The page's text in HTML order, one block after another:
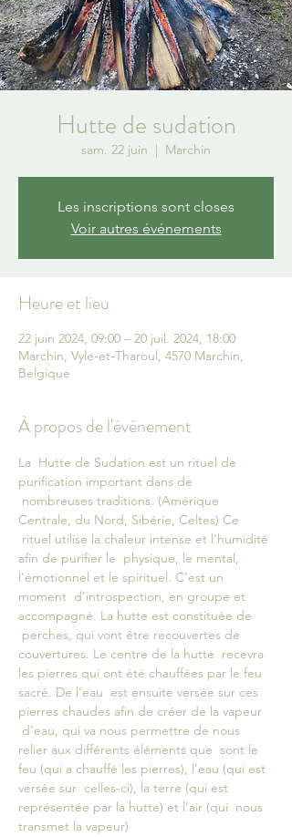
Hutte de sudation
sam. 22 juin
  |
Marchin
Les inscriptions sont closes
Voir autres événements
Heure et lieu
22 juin 2024, 09:00 – 20 juil. 2024, 18:00
Marchin, Vyle-et-Tharoul, 4570 Marchin,
Belgique
À propos de l'événement
La  Hutte de Sudation est un rituel de
purification important dans de
nombreuses traditions. (Amérique
Centrale, du Nord, Sibérie, Celtes) Ce
rituel utilise la chaleur intense et l’humidité
afin de purifier le  physique, le mental,
l’émotionnel et le spirituel. C’est un
moment  d’introspection, en groupe et
accompagné. La hutte est constituée de
perches, qui vont être recouvertes de
couvertures. Le centre de la hutte  recevra
les pierres qui ont été chauffées par le feu
sacré. De l’eau  est ensuite versée sur ces
pierres chaudes afin de créer de la vapeur
d’eau, qui va nous permettre de nous
relier aux différents éléments que  sont le
feu (qui a chauffé les pierres), l’eau (qui est
versée sur  celles-ci), la terre (qui est
représentée par la hutte) et l’air (qui  nous
transmet la vapeur)